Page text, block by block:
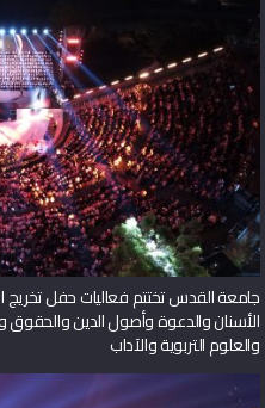
جامعة القدس تختتم فعاليات حفل تخريج
الأسنان والدعوة وأصول الدين والحقوق
والعلوم التربوية والآداب